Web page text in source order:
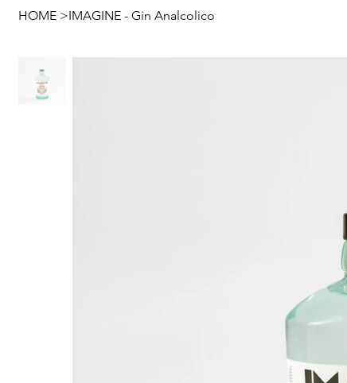
HOME >IMAGINE - Gin Analcolico